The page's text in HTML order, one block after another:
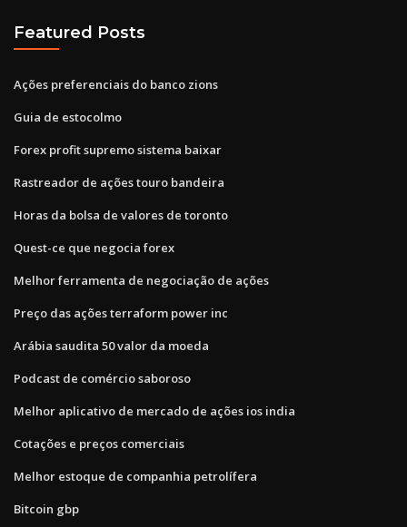
Featured Posts
Ações preferenciais do banco zions
Guia de estocolmo
Forex profit supremo sistema baixar
Rastreador de ações touro bandeira
Horas da bolsa de valores de toronto
Quest-ce que negocia forex
Melhor ferramenta de negociação de ações
Preço das ações terraform power inc
Arábia saudita 50 valor da moeda
Podcast de comércio saboroso
Melhor aplicativo de mercado de ações ios india
Cotações e preços comerciais
Melhor estoque de companhia petrolífera
Bitcoin gbp